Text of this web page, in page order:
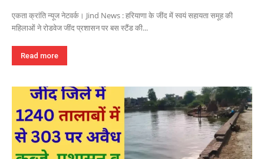
एकता क्रांति न्यूज नेटवर्क। Jind News : हरियाणा के जींद में स्वयं सहायता समूह की
महिलाओं ने रोडवेज जींद प्रशासन पर बस स्टैंड की...
Read more